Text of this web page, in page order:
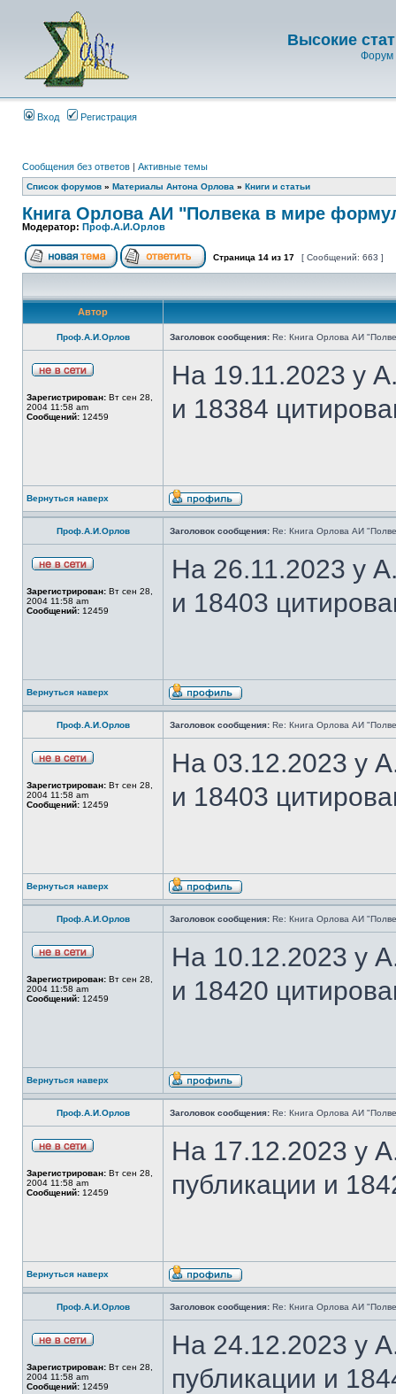
Высокие
Форум
Вход Регистрация
Сообщения без ответов | Активные темы
Список форумов » Материалы Антона Орлова » Книги и статьи
Книга Орлова АИ "Полвека в мире
Модератор: Проф.А.И.Орлов
Страница 14 из 17 [ Сообщений: 663 ]
Автор
Проф.А.И.Орлов Заголовок сообщения: Re: Книга Орлова АИ
Зарегистрирован: Вт сен 28,
2004 11:58 am
Сообщений: 12459
На 19.11.2023 у
и 18384
Вернуться наверх
Проф.А.И.Орлов Заголовок сообщения: Re: Книга Орлова АИ
Зарегистрирован: Вт сен 28,
2004 11:58 am
Сообщений: 12459
На 26.11.2023 у
и 18403
Вернуться наверх
Проф.А.И.Орлов Заголовок сообщения: Re: Книга Орлова АИ
Зарегистрирован: Вт сен 28,
2004 11:58 am
Сообщений: 12459
На 03.12.2023 у
и 18403
Вернуться наверх
Проф.А.И.Орлов Заголовок сообщения: Re: Книга Орлова АИ
Зарегистрирован: Вт сен 28,
2004 11:58 am
Сообщений: 12459
На 10.12.2023 у
и 18420
Вернуться наверх
Проф.А.И.Орлов Заголовок сообщения: Re: Книга Орлова АИ
Зарегистрирован: Вт сен 28,
2004 11:58 am
Сообщений: 12459
На 17.12.2023 у
публикации и
Вернуться наверх
Проф.А.И.Орлов Заголовок сообщения: Re: Книга Орлова АИ
Зарегистрирован: Вт сен 28,
2004 11:58 am
Сообщений: 12459
На 24.12.2023 у
публикации и